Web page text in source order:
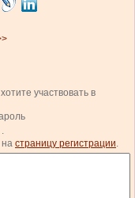
участвовать в
.
на страницу регистрации.